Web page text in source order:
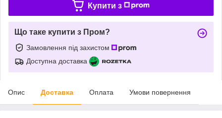
Купити з
Що таке купити з Пром?
Замовлення під захистом
Доступна доставка
Опис Доставка Оплата Умови повернення